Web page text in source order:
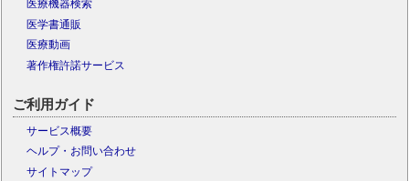
医療機器検索
医学書通販
医療動画
著作権許諾サービス
ご利用ガイド
サービス概要
ヘルプ・お問い合わせ
サイトマップ